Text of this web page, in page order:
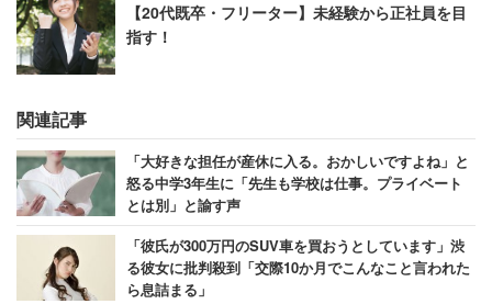
【20代既卒・フリーター】未経験から正社員を目
指す！
関連記事
「大好きな担任が産休に入る。おかしいですよね」と
怒る中学3年生に「先生も学校は仕事。プライベート
とは別」と諭す声
「彼氏が300万円のSUV車を買おうとしています」渋
る彼女に批判殺到「交際10か月でこんなこと言われた
ら息詰まる」